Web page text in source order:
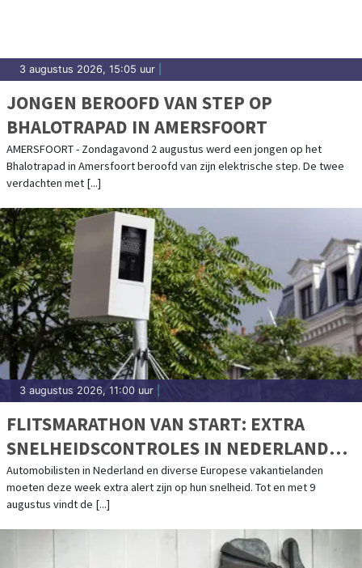
3 augustus 2026, 15:05 uur
JONGEN BEROOFD VAN STEP OP
BHALOTRAPAD IN AMERSFOORT
AMERSFOORT - Zondagavond 2 augustus werd een jongen op het
Bhalotrapad in Amersfoort beroofd van zijn elektrische step. De twee
verdachten met [...]
3 augustus 2026, 11:00 uur
FLITSMARATHON VAN START: EXTRA
SNELHEIDSCONTROLES IN NEDERLAND
EN POPULAIRE VAKANTIELANDEN
Automobilisten in Nederland en diverse Europese vakantielanden
moeten deze week extra alert zijn op hun snelheid. Tot en met 9
augustus vindt de [...]